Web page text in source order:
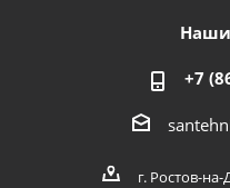
Наши
+7
г. Ростов-на-